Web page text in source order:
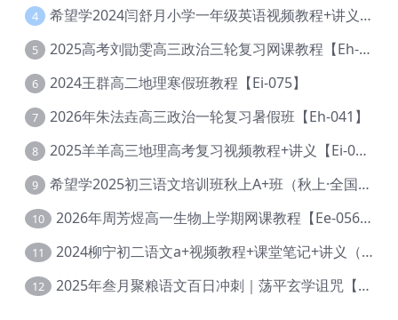
4 希望学2024闫舒月小学一年级英语视频教程+讲义【Cc-004】
5 2025高考刘勖雯高三政治三轮复习网课教程【Eh-061】
6 2024王群高二地理寒假班教程【Ei-075】
7 2026年朱法垚高三政治一轮复习暑假班【Eh-041】
8 2025羊羊高三地理高考复习视频教程+讲义【Ei-051】
9 希望学2025初三语文培训班秋上A+班（秋上·全国版·A+）【Da-031】
10 2026年周芳煜高一生物上学期网课教程【Ee-056】
11 2024柳宁初二语文a+视频教程+课堂笔记+讲义（暑假班+秋季班）【Da-003】
12 2025年叁月聚粮语文百日冲刺｜荡平玄学诅咒【Ea-001】